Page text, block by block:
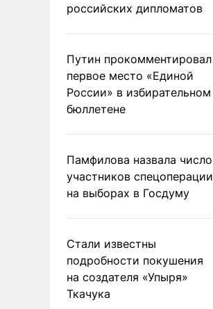
российских дипломатов
Путин прокомментировал
первое место «Единой
России» в избирательном
бюллетене
Памфилова назвала число
участников спецоперации
на выборах в Госдуму
Стали известны
подробности покушения
на создателя «Упыря»
Ткачука